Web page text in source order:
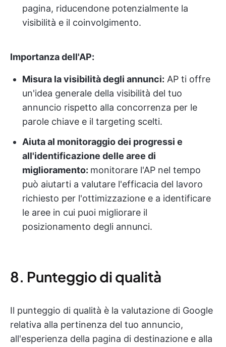
pagina, riducendone potenzialmente la
visibilità e il coinvolgimento.
Importanza dell'AP:
Misura la visibilità degli annunci: AP ti offre
un'idea generale della visibilità del tuo
annuncio rispetto alla concorrenza per le
parole chiave e il targeting scelti.
Aiuta al monitoraggio dei progressi e
all'identificazione delle aree di
miglioramento: monitorare l'AP nel tempo
può aiutarti a valutare l'efficacia del lavoro
richiesto per l'ottimizzazione e a identificare
le aree in cui puoi migliorare il
posizionamento degli annunci.
8. Punteggio di qualità
Il punteggio di qualità è la valutazione di Google
relativa alla pertinenza del tuo annuncio,
all'esperienza della pagina di destinazione e alla